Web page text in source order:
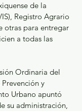
de la
Registro Agrario
otras para entregar
a todas las
Ordinaria del
y
Urbano apuntó
su administración,